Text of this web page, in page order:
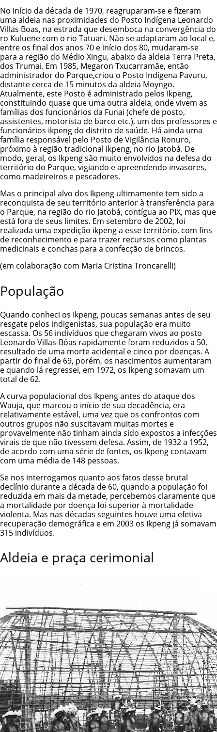
No início da década de 1970, reagruparam-se e fizeram
uma aldeia nas proximidades do Posto Indígena Leonardo
Villas Boas, na estrada que desemboca na convergência do
ro Kuluene com o rio Tatuari. Não se adaptaram ao local e,
entre os final dos anos 70 e início dos 80, mudaram-se
para a região do Médio Xingu, abaixo da aldeia Terra Preta,
dos Trumai. Em 1985, Megaron Txucarramãe, então
administrador do Parque,criou o Posto Indígena Pavuru,
distante cerca de 15 minutos da aldeia Moyngo.
Atualmente, este Posto é administrado pelos Ikpeng,
constituindo quase que uma outra aldeia, onde vivem as
famílias dos funcionários da Funai (chefe de posto,
assistentes, motorista de barco etc.), um dos professores e
funcionários ikpeng do distrito de saúde. Há ainda uma
família responsável pelo Posto de Vigilância Ronuro,
próximo à região tradicional ikpeng, no rio Jatobá. De
modo, geral, os Ikpeng são muito envolvidos na defesa do
território do Parque, vigiando e apreendendo invasores,
como madeireiros e pescadores.
Mas o principal alvo dos Ikpeng ultimamente tem sido a
reconquista de seu território anterior à transferência para
o Parque, na região do rio Jatobá, contígua ao PIX, mas que
está fora de seus limites. Em setembro de 2002, foi
realizada uma expedição ikpeng a esse território, com fins
de reconhecimento e para trazer recursos como plantas
medicinais e conchas para a confecção de brincos.
(em colaboração com Maria Cristina Troncarelli)
População
Quando conheci os Ikpeng, poucas semanas antes de seu
resgate pelos indigenistas, sua população era muito
escassa. Os 56 indivíduos que chegaram vivos ao posto
Leonardo Villas-Bôas rapidamente foram reduzidos a 50,
resultado de uma morte acidental e cinco por doenças. A
partir do final de 69, porém, os nascimentos aumentaram
e quando lá regressei, em 1972, os Ikpeng somavam um
total de 62.
A curva populacional dos Ikpeng antes do ataque dos
Wauja, que marcou o início de sua decadência, era
relativamente estável, uma vez que os confrontos com
outros grupos não suscitavam muitas mortes e
provavelmente não tinham ainda sido expostos a infecções
virais de que não tivessem defesa. Assim, de 1932 a 1952,
de acordo com uma série de fontes, os Ikpeng contavam
com uma média de 148 pessoas.
Se nos interrogamos quanto aos fatos desse brutal
declínio durante a década de 60, quando a população foi
reduzida em mais da metade, percebemos claramente que
a mortalidade por doença foi superior à mortalidade
violenta. Mas nas décadas seguintes houve uma efetiva
recuperação demográfica e em 2003 os Ikpeng já somavam
315 indivíduos.
Aldeia e praça cerimonial